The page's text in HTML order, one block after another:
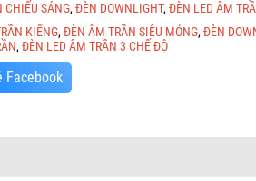
CHIẾU SÁNG,ĐÈN DOWNLIGHT,ĐÈN LED ÂM
KIẾNG,ĐÈN ÂM TRẦN SIÊU MỎNG,ĐÈN
,ĐÈN LED ÂM TRẦN 3 CHẾ ĐỘ
Facebook